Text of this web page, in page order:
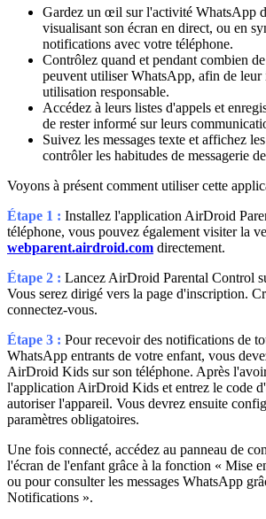
Gardez un œil sur l'activité WhatsApp
visualisant son écran en direct, ou en
notifications avec votre téléphone.
Contrôlez quand et pendant combien
peuvent utiliser WhatsApp, afin de leur
utilisation responsable.
Accédez à leurs listes d'appels et
de rester informé sur leurs
Suivez les messages texte et affichez
contrôler les habitudes de messagerie
Voyons à présent comment utiliser cette
Étape 1 : Installez l'application AirDroid
téléphone, vous pouvez également visiter la
webparent.airdroid.com directement.
Étape 2 : Lancez AirDroid Parental Control
Vous serez dirigé vers la page d'inscription.
connectez-vous.
Étape 3 : Pour recevoir des notifications de
WhatsApp entrants de votre enfant, vous
AirDroid Kids sur son téléphone. Après
l'application AirDroid Kids et entrez le code
autoriser l'appareil. Vous devrez ensuite
paramètres obligatoires.
Une fois connecté, accédez au panneau de
l'écran de l'enfant grâce à la fonction « Mise
ou pour consulter les messages WhatsApp
Notifications ».